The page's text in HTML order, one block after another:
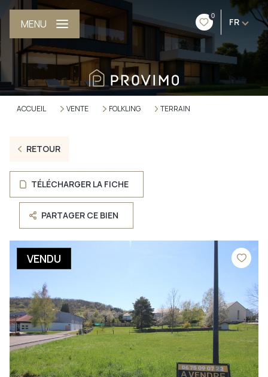
0
FR
MENU
ACCUEIL VENTE FOLKLING TERRAIN
RETOUR
TÉLÉCHARGER LA FICHE
PARTAGER CE BIEN
VENDU